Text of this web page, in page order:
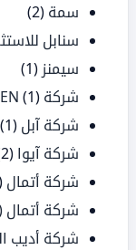
سمة (2)
سنابل
سيمنز (1)
شركة SEVEN (1)
شركة آبل (1)
شركة آيوا (2)
شركة أتمال
شركة أتمال
شركة أديب